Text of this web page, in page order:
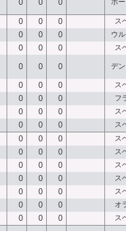
0 0 0 ポ
0 0 0 ス
0 0 0 ウ
0 0 0 ス
0 0 0 デ
0 0 0 ス
0 0 0 フ
0 0 0 ス
0 0 0 ス
0 0 0 ス
0 0 0 ス
0 0 0 ス
0 0 0 ス
0 0 0 ス
0 0 0 オ
0 0 0 ス